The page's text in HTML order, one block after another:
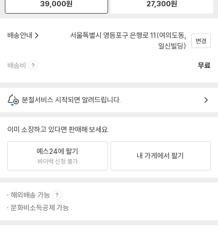
39,000원 27,300원
배송안내
서울특별시 영등포구 은행로 11(여의도동,
일신빌딩)
변경
배송비 무료
분철서비스 시작되면 알려드립니다.
이미 소장하고 있다면 판매해 보세요.
예스24에 팔기
바이백 신청 불가
내 가게에서 팔기
해외배송 가능
문화비소득공제 가능